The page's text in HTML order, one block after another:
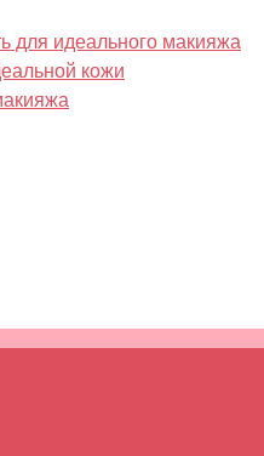
для идеального макияжа
кожи